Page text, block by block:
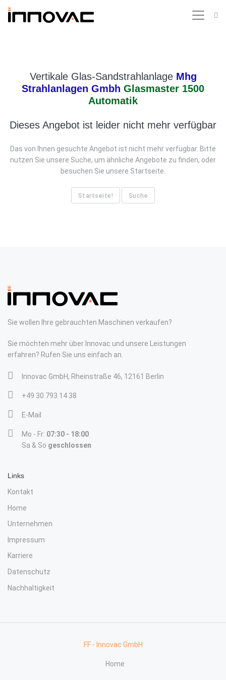
Vertikale Glas-Sandstrahlanlage Mhg
Strahlanlagen Gmbh Glasmaster 1500
Automatik
Dieses Angebot ist leider nicht mehr verfügbar
Das von Ihnen gesuchte Angebot ist nicht mehr verfügbar. Bitte
nutzen Sie unsere Suche, um ähnliche Angebote zu finden, oder
besuchen Sie unsere Startseite.
Startseite! Suche
Sie wollen Ihre gebrauchten Maschinen verkaufen?
Sie möchten mehr über Innovac und unsere Leistungen
erfahren? Rufen Sie uns einfach an.
Innovac GmbH, Rheinstraße 46, 12161 Berlin
+49 30 793 14 38
E-Mail
Mo - Fr: 07:30 - 18:00
Sa & So geschlossen
Links
Kontakt
Home
Unternehmen
Impressum
Karriere
Datenschutz
Nachhaltigkeit
FF - Innovac GmbH
Home